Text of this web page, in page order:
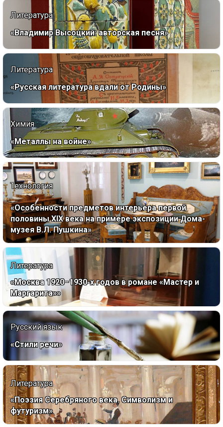
Литература
«Владимир Высоцкий: авторская песня»
Литература
«Русская литература вдали от Родины»
Химия
«Металлы на войне»
Технология
«Особенности предметов интерьера первой
половины XIX века на примере экспозиции Дома-
музея В.Л. Пушкина»
Литература
«Москва 1920–1930-х годов в романе «Мастер и
Маргарита»»
Русский язык
«Стили речи»
Литература
«Поэзия Серебряного века. Символизм и
футуризм»